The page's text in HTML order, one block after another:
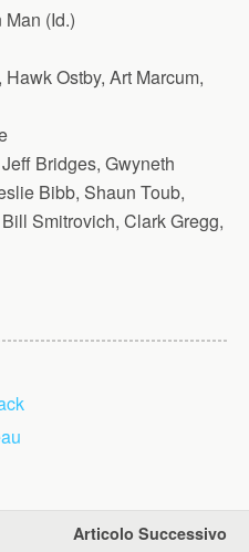
Man (Id.)
Ostby, Art Marcum,
Bridges, Gwyneth
Bibb, Shaun Toub,
Smitrovich, Clark Gregg,
Articolo Successivo